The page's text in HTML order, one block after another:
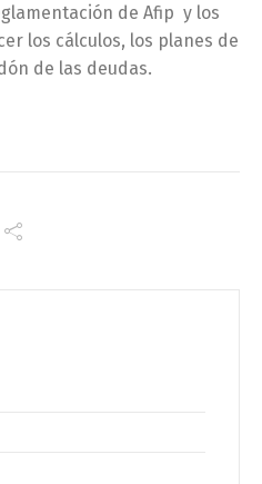
de Afip y los
los cálculos, los planes de
de las deudas.